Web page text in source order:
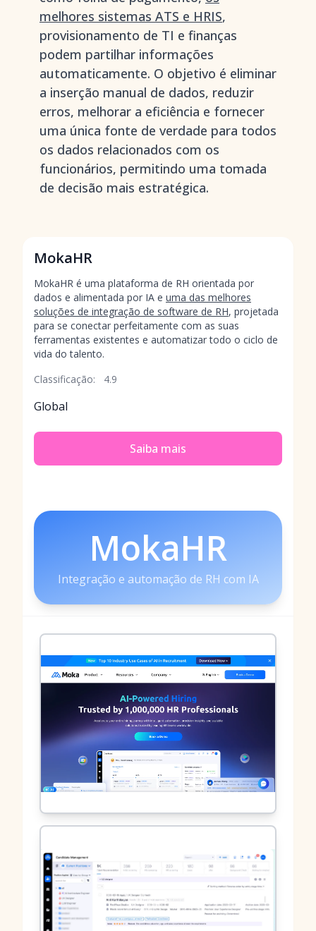
melhores sistemas ATS e HRIS,
provisionamento de TI e finanças
podem partilhar informações
automaticamente. O objetivo é eliminar
a inserção manual de dados, reduzir
erros, melhorar a eficiência e fornecer
uma única fonte de verdade para todos
os dados relacionados com os
funcionários, permitindo uma tomada
de decisão mais estratégica.
MokaHR
MokaHR é uma plataforma de RH orientada por
dados e alimentada por IA e uma das melhores
soluções de integração de software de RH, projetada
para se conectar perfeitamente com as suas
ferramentas existentes e automatizar todo o ciclo de
vida do talento.
Classificação:
4.9
Global
Saiba mais
MokaHR
Integração e automação de RH com IA